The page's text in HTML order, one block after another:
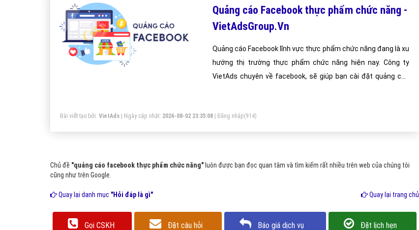
Quảng cáo Facebook thực phẩm chức năng -
VietAdsGroup.Vn
Quảng cáo Facebook lĩnh vực thực phẩm chức năng đang là xu
hướng thị trường thực phẩm chức năng hiện nay. Công ty
VietAds chuyên về facebook, sẽ giúp bạn cài đặt quảng cáo
Bài viết tạo bởi: VietAds | Ngày cập nhật: 2026-08-02 23:35:08 Đăng nhập(914)
Chủ đề "quảng cáo facebook thực phẩm chức năng" luôn được bạn đọc quan tâm và tìm kiếm rất nhiều trên web của chúng tôi
cũng như trên Google.
Quay lại danh mục "Hỏi đáp là gì" Quay lại trang chủ
Gọi CSKH Đặt câu hỏi Báo giá dịch vụ Đặt lịch hẹn